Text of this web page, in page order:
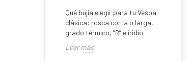
Qué bujía elegir para tu Vespa
clásica: rosca corta o larga,
grado térmico, “R” e iridio
Leer más